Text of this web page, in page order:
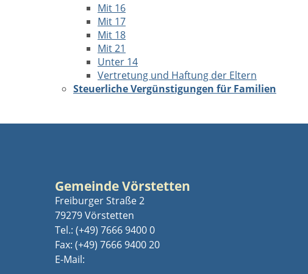
Mit 16
Mit 17
Mit 18
Mit 21
Unter 14
Vertretung und Haftung der Eltern
Steuerliche Vergünstigungen für Familien
Gemeinde Vörstetten
Freiburger Straße 2
79279 Vörstetten
Tel.: (+49) 7666 9400 0
Fax: (+49) 7666 9400 20
E-Mail: